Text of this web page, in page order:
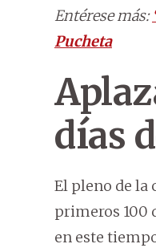
Entérese más:
Pucheta
días
El pleno de la
primeros 100
en este